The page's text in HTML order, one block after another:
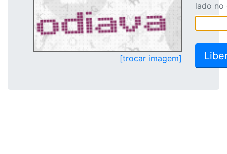
[trocar imagem]
lado no